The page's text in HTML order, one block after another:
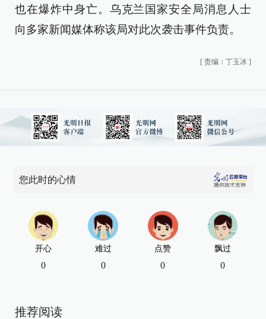
也在爆炸中身亡。乌克兰国家安全局消息人士
向多家新闻媒体称该局对此次袭击事件负责。
[ 责编：丁玉冰 ]
您此时的心情
开心
0
难过
0
点赞
0
飘过
0
推荐阅读